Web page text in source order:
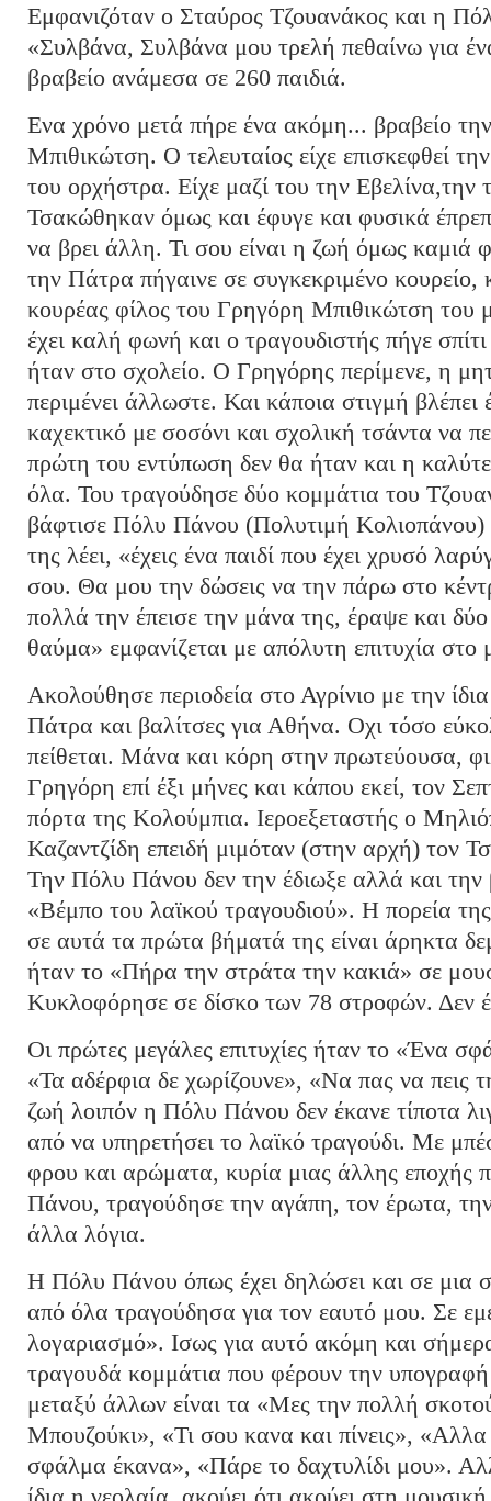
Εμφανιζόταν ο Σταύρος Τζουανάκος και η
«Συλβάνα, Συλβάνα μου τρελή πεθαίνω για
βραβείο ανάμεσα σε 260 παιδιά.
Ενα χρόνο μετά πήρε ένα ακόμη... βραβείο
Μπιθικώτση. Ο τελευταίος είχε επισκεφθεί
του ορχήστρα. Είχε μαζί του την Εβελίνα,την
Τσακώθηκαν όμως και έφυγε και φυσικά
να βρει άλλη. Τι σου είναι η ζωή όμως καμιά
την Πάτρα πήγαινε σε συγκεκριμένο
κουρέας φίλος του Γρηγόρη Μπιθικώτση του
έχει καλή φωνή και ο τραγουδιστής πήγε
ήταν στο σχολείο. Ο Γρηγόρης περίμενε, η
περιμένει άλλωστε. Και κάποια στιγμή
καχεκτικό με σοσόνι και σχολική τσάντα να
πρώτη του εντύπωση δεν θα ήταν και η
όλα. Του τραγούδησε δύο κομμάτια του
βάφτισε Πόλυ Πάνου (Πολυτιμή Κολιοπάνου)
της λέει, «έχεις ένα παιδί που έχει χρυσό
σου. Θα μου την δώσεις να την πάρω στο
πολλά την έπεισε την μάνα της, έραψε και
θαύμα» εμφανίζεται με απόλυτη επιτυχία
Aκολούθησε περιοδεία στο Αγρίνιο με την
Πάτρα και βαλίτσες για Αθήνα. Οχι τόσο
πείθεται. Μάνα και κόρη στην πρωτεύουσα,
Γρηγόρη επί έξι μήνες και κάπου εκεί, τον
πόρτα της Κολούμπια. Ιεροεξεταστής ο
Καζαντζίδη επειδή μιμόταν (στην αρχή) τον
Την Πόλυ Πάνου δεν την έδιωξε αλλά και την
«Βέμπο του λαϊκού τραγουδιού». Η πορεία
σε αυτά τα πρώτα βήματά της είναι άρηκτα
ήταν το «Πήρα την στράτα την κακιά» σε
Κυκλοφόρησε σε δίσκο των 78 στροφών. Δεν
Οι πρώτες μεγάλες επιτυχίες ήταν το «Ένα
«Τα αδέρφια δε χωρίζουνε», «Να πας να πεις
ζωή λοιπόν η Πόλυ Πάνου δεν έκανε τίποτα
από να υπηρετήσει το λαϊκό τραγούδι. Με
φρου και αρώματα, κυρία μιας άλλης εποχής
Πάνου, τραγούδησε την αγάπη, τον έρωτα,
άλλα λόγια.
Η Πόλυ Πάνου όπως έχει δηλώσει και σε μια
από όλα τραγούδησα για τον εαυτό μου. Σε
λογαριασμό». Ισως για αυτό ακόμη και
τραγουδά κομμάτια που φέρουν την υπογραφή
μεταξύ άλλων είναι τα «Μες την πολλή
Μπουζούκι», «Τι σου κανα και πίνεις»,
σφάλμα έκανα», «Πάρε το δαχτυλίδι μου».